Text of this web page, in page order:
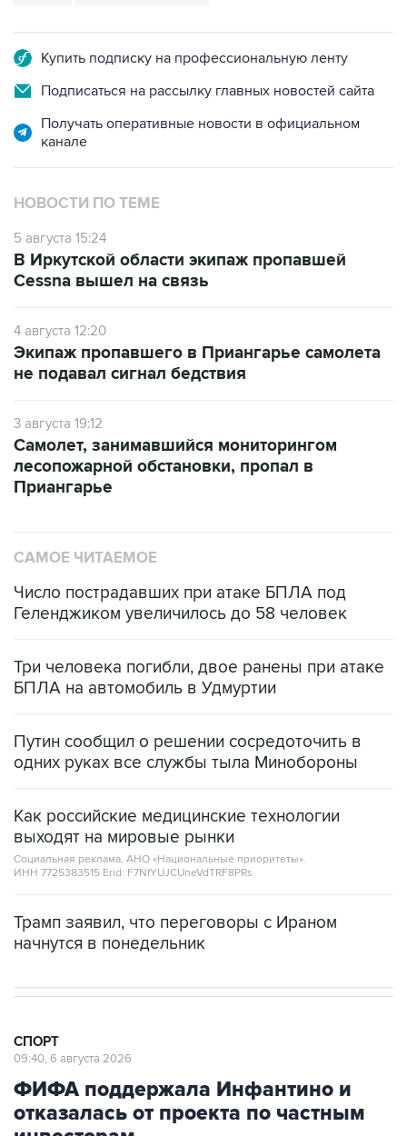
Купить подписку на профессиональную ленту
Подписаться на рассылку главных новостей сайта
Получать оперативные новости в официальном
канале
НОВОСТИ ПО ТЕМЕ
5 августа 15:24
В Иркутской области экипаж пропавшей
Cessna вышел на связь
4 августа 12:20
Экипаж пропавшего в Приангарье самолета
не подавал сигнал бедствия
3 августа 19:12
Самолет, занимавшийся мониторингом
лесопожарной обстановки, пропал в
Приангарье
САМОЕ ЧИТАЕМОЕ
Число пострадавших при атаке БПЛА под
Геленджиком увеличилось до 58 человек
Три человека погибли, двое ранены при атаке
БПЛА на автомобиль в Удмуртии
Путин сообщил о решении сосредоточить в
одних руках все службы тыла Минобороны
Как российские медицинские технологии
выходят на мировые рынки
Социальная реклама, АНО «Национальные приоритеты».
ИНН 7725383515 Erid: F7NfYUJCUneVdTRF8PRs
Трамп заявил, что переговоры с Ираном
начнутся в понедельник
СПОРТ
09:40, 6 августа 2026
ФИФА поддержала Инфантино и
отказалась от проекта по частным